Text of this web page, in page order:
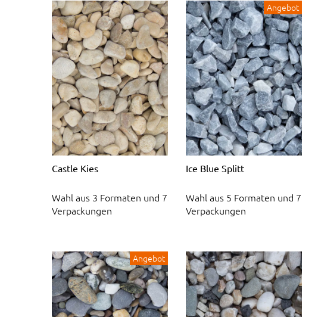
Castle Kies
Wahl aus 3 Formaten und 7
Verpackungen
Angebot
Ice Blue Splitt
Wahl aus 5 Formaten und 7
Verpackungen
Angebot